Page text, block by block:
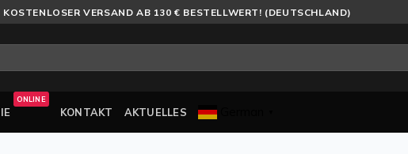
KOSTENLOSER VERSAND AB 130 € BESTELLWERT! (DEUTSCHLAND)
ONLINE
KONTAKT AKTUELLES